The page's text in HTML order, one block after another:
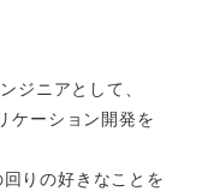
ジニアとして、
ケーション開発を
りの好きなことを